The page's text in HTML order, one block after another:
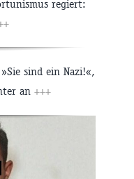
regiert:
sind ein Nazi!«,
an +++